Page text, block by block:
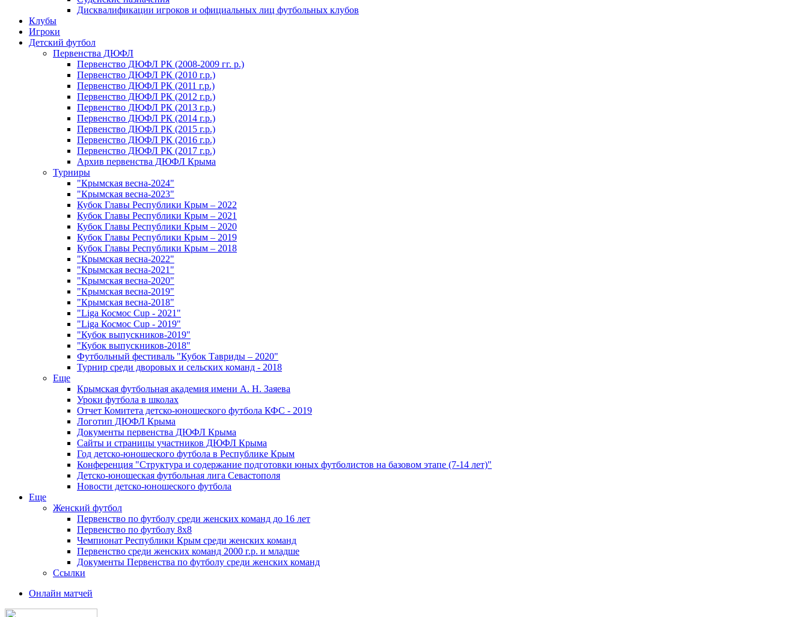
Дисквалификации игроков и официальных лиц футбольных клубов
Клубы
Игроки
Детский футбол
Первенства ДЮФЛ
Первенство ДЮФЛ РК (2008-2009 гг. р.)
Первенство ДЮФЛ РК (2010 г.р.)
Первенство ДЮФЛ РК (2011 г.р.)
Первенство ДЮФЛ РК (2012 г.р.)
Первенство ДЮФЛ РК (2013 г.р.)
Первенство ДЮФЛ РК (2014 г.р.)
Первенство ДЮФЛ РК (2015 г.р.)
Первенство ДЮФЛ РК (2016 г.р.)
Первенство ДЮФЛ РК (2017 г.р.)
Архив первенства ДЮФЛ Крыма
Турниры
"Крымская весна-2024"
"Крымская весна-2023"
Кубок Главы Республики Крым – 2022
Кубок Главы Республики Крым – 2021
Кубок Главы Республики Крым – 2020
Кубок Главы Республики Крым – 2019
Кубок Главы Республики Крым – 2018
"Крымская весна-2022"
"Крымская весна-2021"
"Крымская весна-2020"
"Крымская весна-2019"
"Крымская весна-2018"
"Liga Космос Cup - 2021"
"Liga Космос Cup - 2019"
"Кубок выпускников-2019"
"Кубок выпускников-2018"
Футбольный фестиваль "Кубок Тавриды – 2020"
Турнир среди дворовых и сельских команд - 2018
Еще
Крымская футбольная академия имени А. Н. Заяева
Уроки футбола в школах
Отчет Комитета детско-юношеского футбола КФС - 2019
Логотип ДЮФЛ Крыма
Документы первенства ДЮФЛ Крыма
Сайты и страницы участников ДЮФЛ Крыма
Год детско-юношеского футбола в Республике Крым
Конференция "Структура и содержание подготовки юных футболистов на базовом этапе (7-14 лет)"
Детско-юношеская футбольная лига Севастополя
Новости детско-юношеского футбола
Еще
Женский футбол
Первенство по футболу среди женских команд до 16 лет
Первенство по футболу 8х8
Чемпионат Республики Крым среди женских команд
Первенство среди женских команд 2000 г.р. и младше
Документы Первенства по футболу среди женских команд
Ссылки
Онлайн матчей